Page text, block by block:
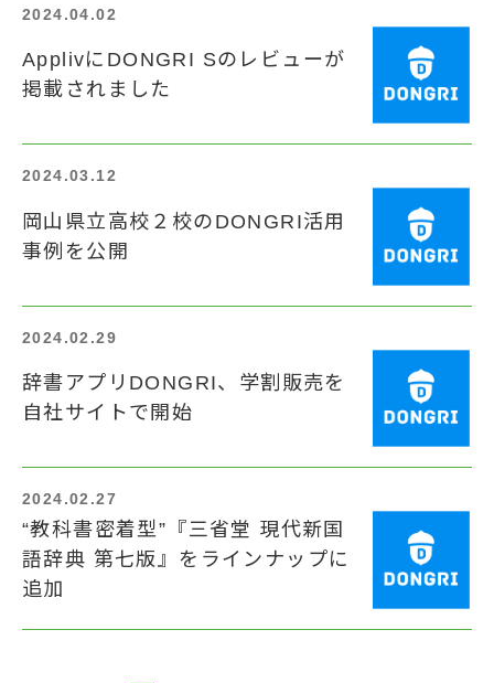
2024.04.02
ApplivにDONGRI Sのレビューが
掲載されました
2024.03.12
岡山県立高校２校のDONGRI活用
事例を公開
2024.02.29
辞書アプリDONGRI、学割販売を
自社サイトで開始
2024.02.27
“教科書密着型”『三省堂 現代新国
語辞典 第七版』をラインナップに
追加